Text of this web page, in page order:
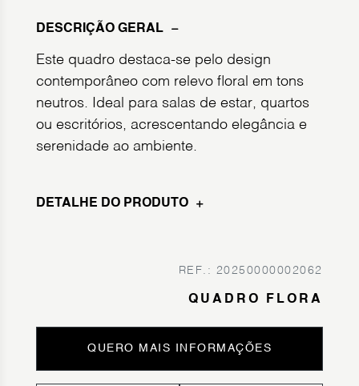
DESCRIÇÃO GERAL
Este quadro destaca-se pelo design
contemporâneo com relevo floral em tons
neutros. Ideal para salas de estar, quartos
ou escritórios, acrescentando elegância e
serenidade ao ambiente.
DETALHE DO PRODUTO
REF.: 20250000002062
QUADRO FLORA
QUERO MAIS INFORMAÇÕES